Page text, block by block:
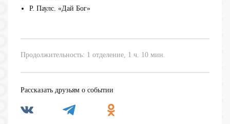
Р. Паулс. «Дай Бог»
Продолжительность: 1 отделение, 1 ч. 10 мин.
Рассказать друзьям о событии